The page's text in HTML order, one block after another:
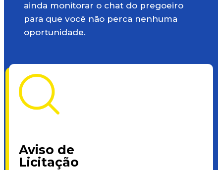
ainda monitorar o chat do pregoeiro
para que você não perca nenhuma
oportunidade.
Aviso de
Licitação